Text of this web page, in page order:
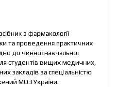
з фармакології
та проведення практичних
до чинної навчальної
студентів вищих медичних,
закладів за спеціальністю
МОЗ України.